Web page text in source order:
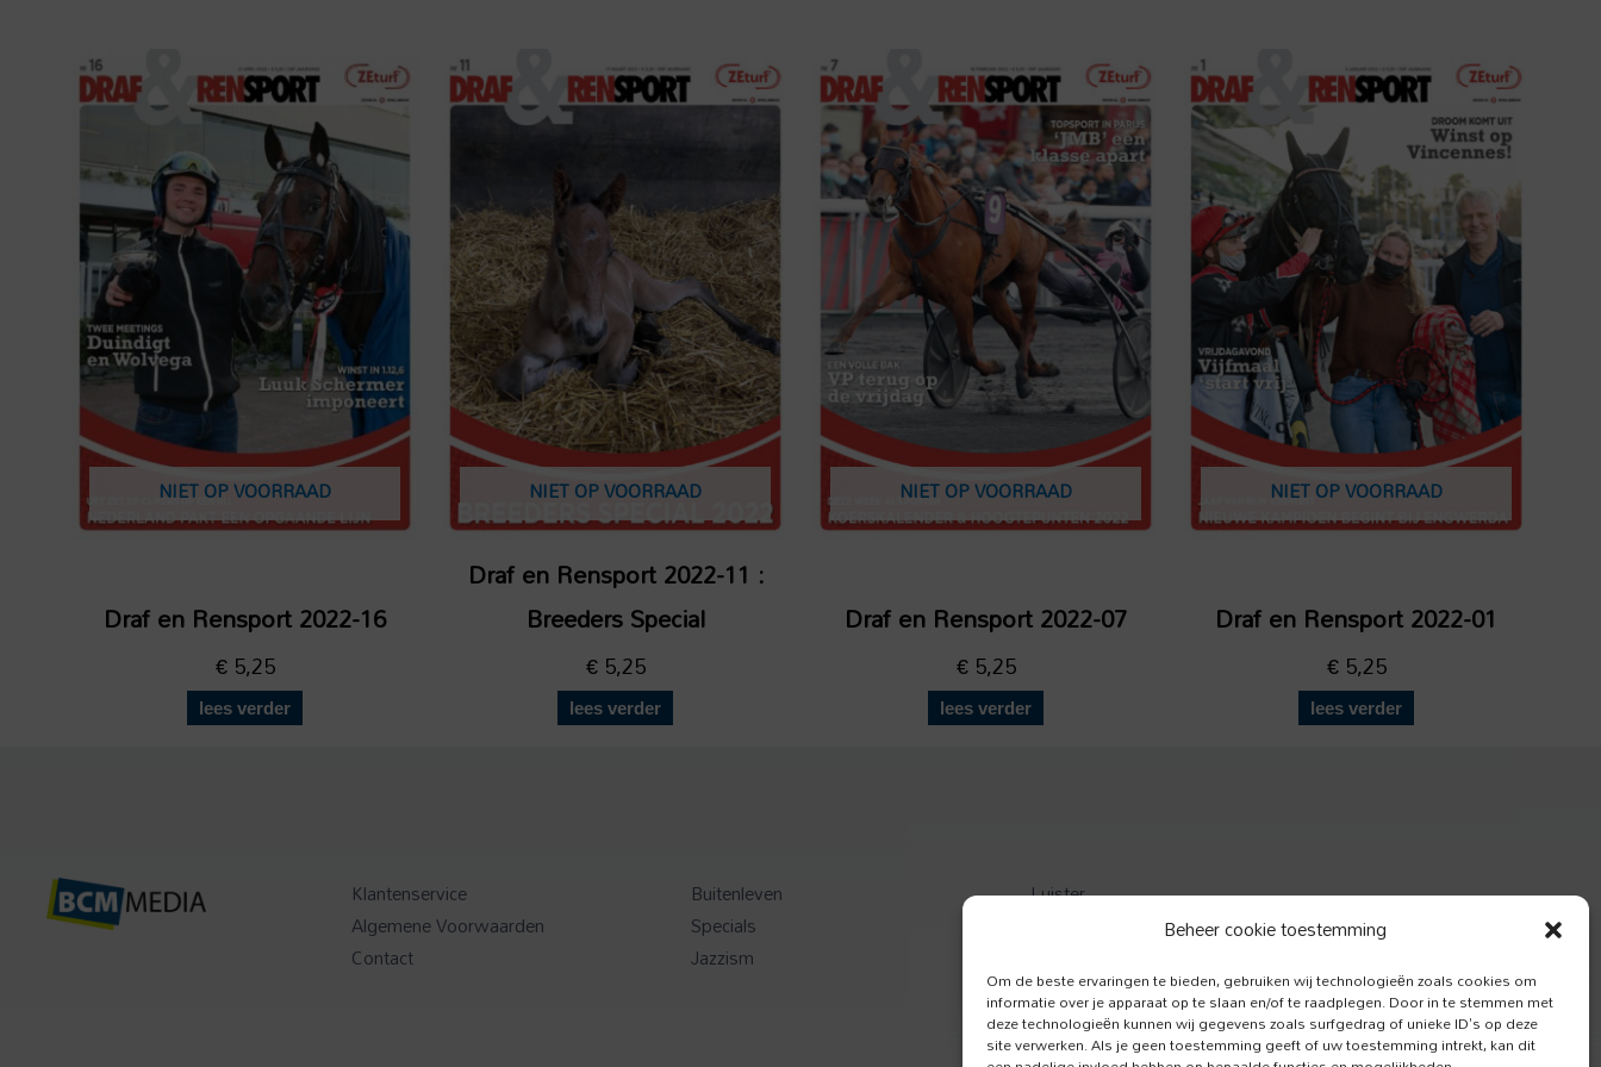
Beheer cookie toestemming
Om de beste ervaringen te bieden, gebruiken wij technologieën zoals cookies om
informatie over je apparaat op te slaan en/of te raadplegen. Door in te stemmen met
deze technologieën kunnen wij gegevens zoals surfgedrag of unieke ID's op deze
site verwerken. Als je geen toestemming geeft of uw toestemming intrekt, kan dit
NIET OP VOORRAAD
Draf en Rensport 2022-16
€5,25
lees verder
NIET OP VOORRAAD
Draf en Rensport 2022-11 :
Breeders Special
€5,25
lees verder
NIET OP VOORRAAD
Draf en Rensport 2022-07
€5,25
lees verder
NIET OP VOORRAAD
Draf en Rensport 2022-01
€5,25
lees verder
Klantenservice
Algemene Voorwaarden
Contact
Buitenleven
Specials
Jazzism
Luister